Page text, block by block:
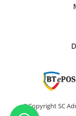
©Copyright SC